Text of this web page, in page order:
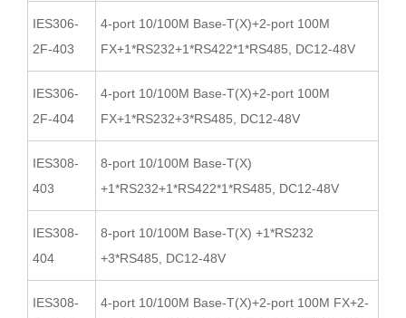
IES306-
2F-403
4-port 10/100M Base-T(X)+2-port 100M
FX+1*RS232+1*RS422*1*RS485, DC12-48V
IES306-
2F-404
4-port 10/100M Base-T(X)+2-port 100M
FX+1*RS232+3*RS485, DC12-48V
IES308-
403
8-port 10/100M Base-T(X)
+1*RS232+1*RS422*1*RS485, DC12-48V
IES308-
404
8-port 10/100M Base-T(X) +1*RS232
+3*RS485, DC12-48V
IES308-
4-port 10/100M Base-T(X)+2-port 100M FX+2-